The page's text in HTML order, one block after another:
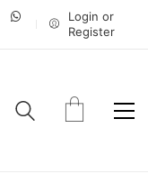
Login or
Register